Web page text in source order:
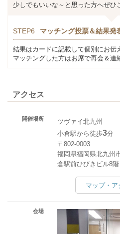
少しでもいいな～と思った方へぜ
STEP6 マッチング投票＆結果発
結果はカードに記載して個別にお伝
マッチングした方はお席で再会＆
アクセス
開催場所
ツヴァイ北九州
小倉駅から徒歩3分
〒802-0003
福岡県福岡県北九州
倉駅前ひびきビル8階
マップ・ア
会場